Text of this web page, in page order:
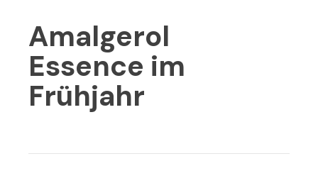
Amalgerol
Essence im
Frühjahr